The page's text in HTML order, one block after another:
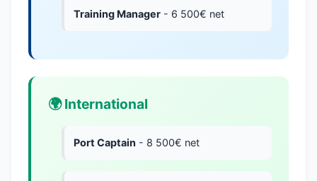
Training Manager- 6 500€ net
🌍 International
Port Captain - 8 500€ net